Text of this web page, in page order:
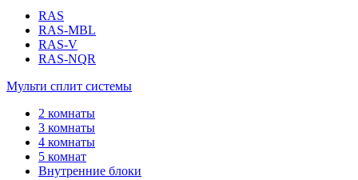
RAS
RAS-MBL
RAS-V
RAS-NQR
Мульти сплит системы
2 комнаты
3 комнаты
4 комнаты
5 комнат
Внутренние блоки